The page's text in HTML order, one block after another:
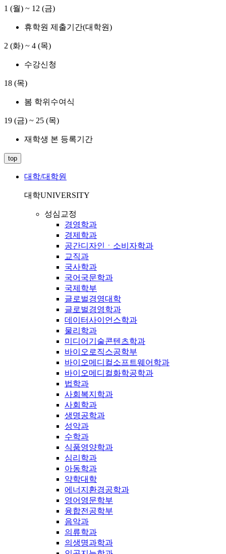
1 (월) ~ 12 (금)
휴학원 제출기간(대학원)
2 (화) ~ 4 (목)
수강신청
18 (목)
봄 학위수여식
19 (금) ~ 25 (목)
재학생 본 등록기간
top
대학/대학원
대학UNIVERSITY
성심교정
경영학과
경제학과
공간디자인ㆍ소비자학과
교직과
국사학과
국어국문학과
국제학부
글로벌경영대학
글로벌경영학과
데이터사이언스학과
물리학과
미디어기술콘텐츠학과
바이오로직스공학부
바이오메디컬소프트웨어학과
바이오메디컬화학공학과
법학과
사회복지학과
사회학과
생명공학과
성악과
수학과
식품영양학과
심리학과
아동학과
약학대학
에너지환경공학과
영어영문학부
융합전공학부
음악과
의류학과
의생명과학과